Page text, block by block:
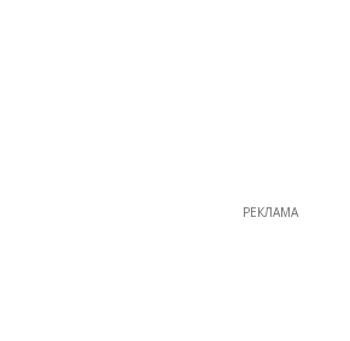
РЕКЛАМА